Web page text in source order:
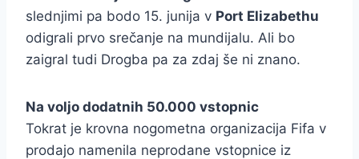
slednjimi pa bodo 15. junija v Port Elizabethu
odigrali prvo srečanje na mundijalu. Ali bo
zaigral tudi Drogba pa za zdaj še ni znano.
Na voljo dodatnih 50.000 vstopnic
Tokrat je krovna nogometna organizacija Fifa v
prodajo namenila neprodane vstopnice iz